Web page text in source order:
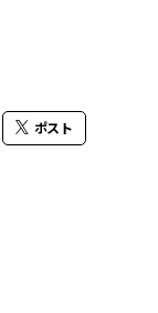
ポスト